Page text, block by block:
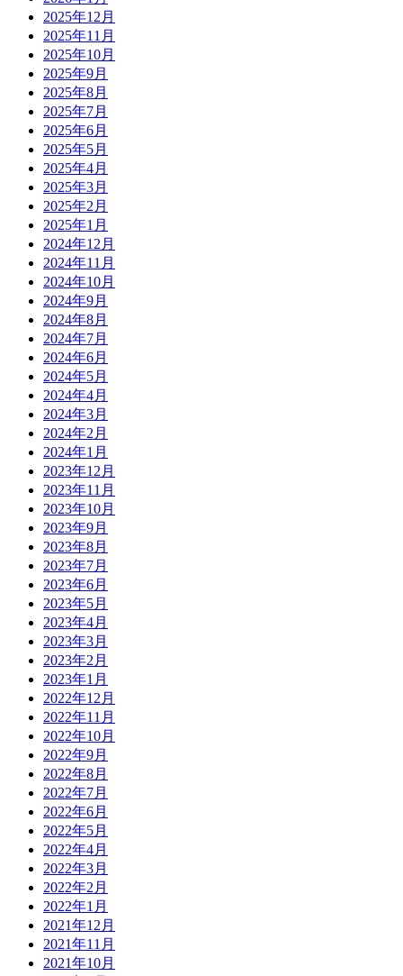
2025年12月
2025年11月
2025年10月
2025年9月
2025年8月
2025年7月
2025年6月
2025年5月
2025年4月
2025年3月
2025年2月
2025年1月
2024年12月
2024年11月
2024年10月
2024年9月
2024年8月
2024年7月
2024年6月
2024年5月
2024年4月
2024年3月
2024年2月
2024年1月
2023年12月
2023年11月
2023年10月
2023年9月
2023年8月
2023年7月
2023年6月
2023年5月
2023年4月
2023年3月
2023年2月
2023年1月
2022年12月
2022年11月
2022年10月
2022年9月
2022年8月
2022年7月
2022年6月
2022年5月
2022年4月
2022年3月
2022年2月
2022年1月
2021年12月
2021年11月
2021年10月